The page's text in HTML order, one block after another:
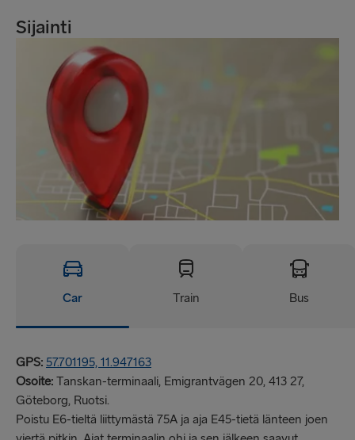
Sijainti
Car Train Bus
GPS: 57.701195, 11.947163
Osoite: Tanskan-terminaali, Emigrantvägen 20, 413 27,
Göteborg, Ruotsi.
Poistu E6-tieltä liittymästä 75A ja aja E45-tietä länteen joen